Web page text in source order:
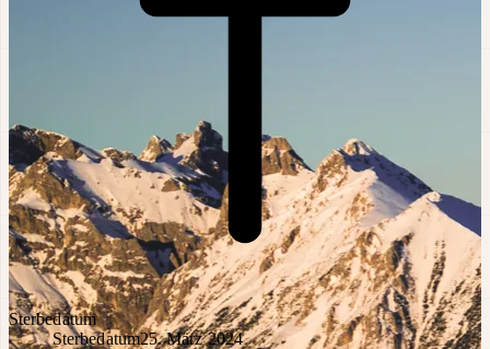
Sterbedatum
Sterbedatum25. März 2024